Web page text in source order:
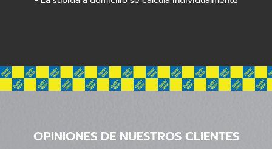
OPINIONES DE NUESTROS CLIENTES